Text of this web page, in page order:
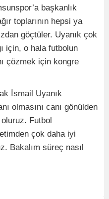
başkanlık
toplarının hepsi ya
göçtüler. Uyanık çok
için, o hala futbolun
çözmek için kongre
İsmail Uyanık
olmasını canı gönülden
Futbol
çok daha iyi
Bakalım süreç nasıl